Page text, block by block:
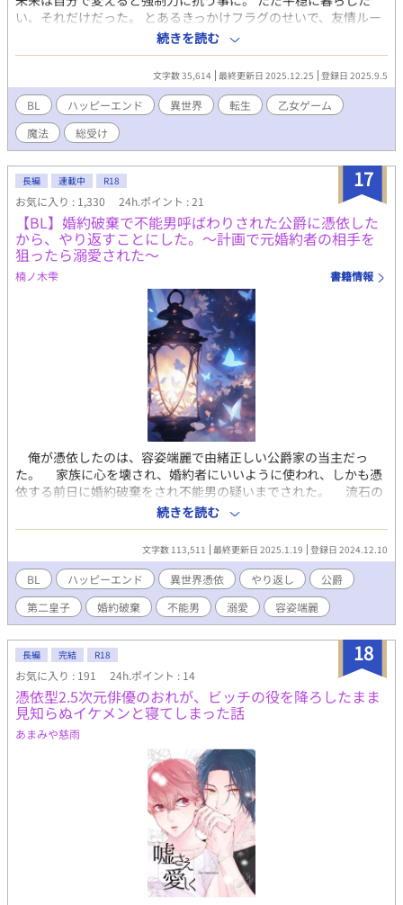
い、それだけだった。 とあるきっかけフラグのせいで、友情ルー
トは崩れ去っていく。 恋愛ルートを認めない弱々キャラにわから
せ愛を仕掛ける攻略キャラクター達。 ヒロインは？悪役令嬢は？
それどころではない。 落第が掛かっている大事な時に、主人公は
及第点を取れるのか！？ 最強の力を内に憑依する時、その力は目
覚める。 12人の攻略キャラクター×強制力に苦しむ悪役劣等生
続きを読む
文字数 35,614 最終更新日 2025.12.25 登録日 2025.9.5
BL ハッピーエンド 異世界 転生
乙女ゲーム
魔法
総受け
17
長編 連載中 R18
お気に入り : 1,330 24h.ポイント : 21
【BL】婚約破棄で不能男呼ばわりされた公爵に憑依した
から、やり返すことにした。～計画で元婚約者の相手を
狙ったら溺愛された～
楠ノ木雫 書籍情報
俺が憑依したのは、容姿端麗で由緒正しい公爵家の当主だっ
た。 家族に心を壊され、婚約者にいいように使われ、しかも憑
依する前日に婚約破棄をされ不能男の疑いまでされた。 流石の
俺もこの現状にキレたため、元婚約者に仕返しをする事を決意す
る。 計画のために、元婚約者の今の婚約者、第二皇子を狙う
が……懐かれてないか？ ※以前作ったものを改稿しBL版にリメ
イクしました。 ※他のサイトにも投稿しています。 ※一部改
稿しました。 ※R-18部分を追加しました。タイトルに＊マーク
を付けています。苦手な方は飛ばしても大丈夫です。（アルファ
ポリスのみ）
続きを読む
文字数 113,511 最終更新日 2025.1.19 登録日 2024.12.10
BL ハッピーエンド 異世界憑依 やり返し
公爵
第二皇子
婚約破棄 不能男 溺愛 容姿端麗
18
長編 完結 R18
お気に入り : 191 24h.ポイント : 14
憑依型2.5次元俳優のおれが、ビッチの役を降ろしたまま
見知らぬイケメンと寝てしまった話
あまみや慈雨